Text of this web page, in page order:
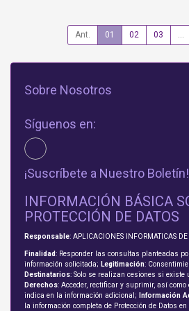
Ant. 01 02 03 ...
Sobre Nosotros
Síguenos en:
¡Suscríbete a Nuestro Boletín!
INFORMACIÓN BÁSICA
PROTECCIÓN DE DATOS
Responsable: APLICACIONES INFORMATICAS DE
Finalidad: Responder las consultas planteadas
información solicitada; Legitimación:
Destinatarios: Solo se realizan cesiones si existe
Derechos: Acceder, rectificar y suprimir, así como
indica en la información adicional;
Información
la información completa de Protección de Datos